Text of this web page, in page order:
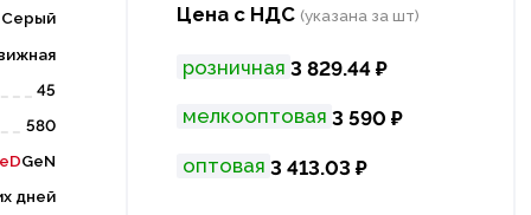
Серый
45
580
GeN
дней
Цена с НДС (указана за шт)
розничная 3 829.44 ₽
мелкооптовая 3 590 ₽
оптовая 3 413.03 ₽